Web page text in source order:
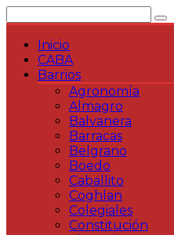
al
contenidoInicio
CABA
Barrios
Agronomía
Almagro
Balvanera
Barracas
Belgrano
Boedo
Caballito
Coghlan
Colegiales
Constitución